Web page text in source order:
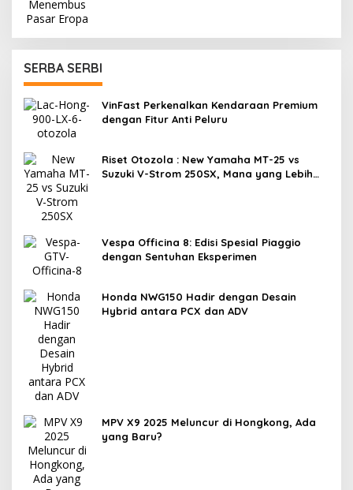
SERBA SERBI
VinFast Perkenalkan Kendaraan Premium
dengan Fitur Anti Peluru
Riset Otozola : New Yamaha MT-25 vs
Suzuki V-Strom 250SX, Mana yang Lebih
Vespa Officina 8: Edisi Spesial Piaggio
dengan Sentuhan Eksperimen
Honda NWG150 Hadir dengan Desain
Hybrid antara PCX dan ADV
MPV X9 2025 Meluncur di Hongkong, Ada
yang Baru?